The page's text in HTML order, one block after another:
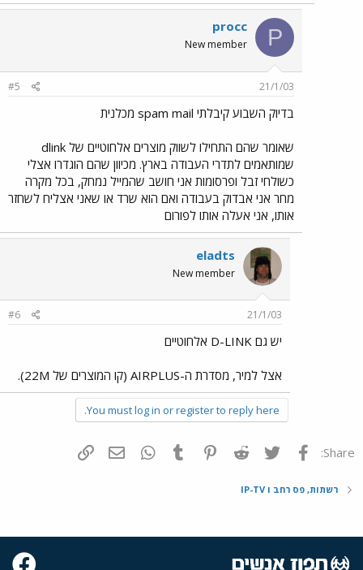
P
procc
New member
21/1/03
#5
בדיוק השבוע קיבלתי spam mail מכלנית
שאומר שהם התחילו לשווק מוצרים אלחוטיים של dlink
שמותאמים לתדרי העבודה בארץ. מכיוון שהם הוגדרו אצלי
כשולחי זבל ופרסומות אני חושב שהמייל נמחק, בכל מקרה
מחר אני אבדוק בעבודה ואם הוא שרד או שאני אצליח לשחזר
אותו, אני אעלה אותו לפורום
eladts
New member
21/1/03
#6
יש גם D-LINK אלחוטיים
אצל למיר, מסדרת ה-AIRPLUS (קו המוצרים של 22M).
You must log in or register to reply here.
Share: פייסבוק Twitter
Reddit
Pinterest
Tumblr
WhatsAppדואר אלקטרוני
רשתות, פס רחב ו IP-TV